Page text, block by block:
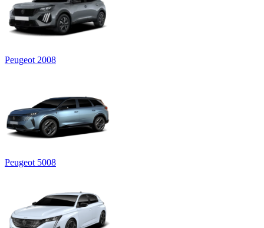
Peugeot 2008
Peugeot 5008